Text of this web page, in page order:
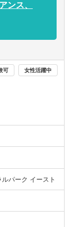
ンス、
可 女性活躍中
パーク イースト